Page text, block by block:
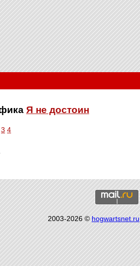
Я не достоин
3 4
2003-2026 ©hogwartsnet.ru